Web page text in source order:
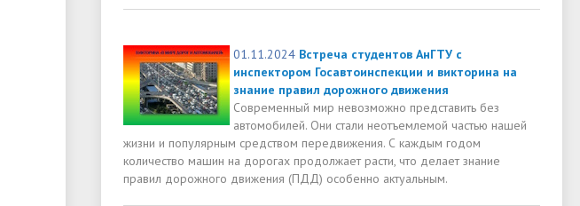
01.11.2024 Встреча студентов АнГТУ с
инспектором Госавтоинспекции и викторина на
знание правил дорожного движения
Современный мир невозможно представить без
автомобилей. Они стали неотъемлемой частью нашей
жизни и популярным средством передвижения. С каждым годом
количество машин на дорогах продолжает расти, что делает знание
правил дорожного движения (ПДД) особенно актуальным.